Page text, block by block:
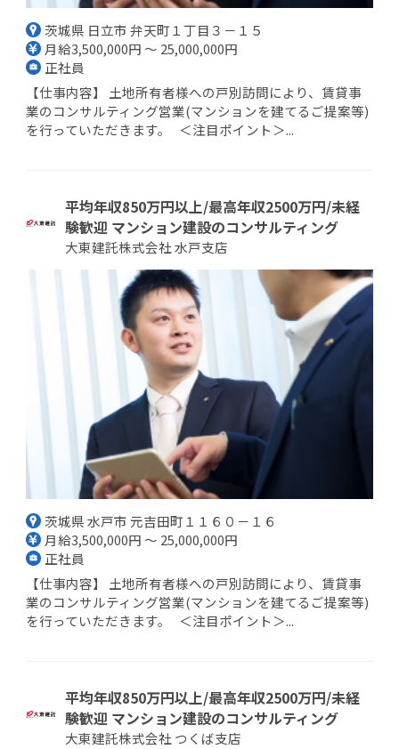
茨城県 日立市 弁天町１丁目３－１５
月給3,500,000円 ～ 25,000,000円
正社員
【仕事内容】 土地所有者様への戸別訪問により、賃貸事
業のコンサルティング営業(マンションを建てるご提案等)
を行っていただきます。 ＜注目ポイント＞...
平均年収850万円以上/最高年収2500万円/未経
験歓迎 マンション建設のコンサルティング
大東建託株式会社 水戸支店
茨城県 水戸市 元吉田町１１６０－１６
月給3,500,000円 ～ 25,000,000円
正社員
【仕事内容】 土地所有者様への戸別訪問により、賃貸事
業のコンサルティング営業(マンションを建てるご提案等)
を行っていただきます。 ＜注目ポイント＞...
平均年収850万円以上/最高年収2500万円/未経
験歓迎 マンション建設のコンサルティング
大東建託株式会社 つくば支店